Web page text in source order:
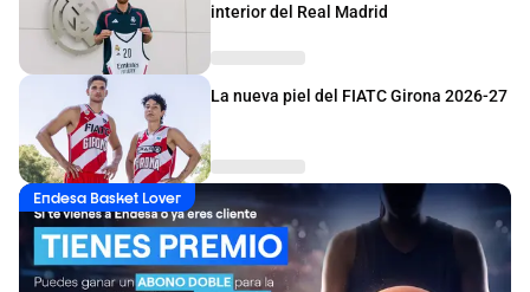
interior del Real Madrid
La nueva piel del FIATC Girona 2026-27
Endesa Basket Lover